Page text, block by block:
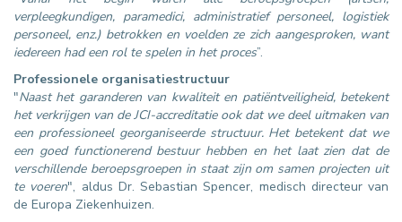
verpleegkundigen, paramedici, administratief personeel, logistiek
personeel, enz.) betrokken en voelden ze zich aangesproken, want
iedereen had een rol te spelen in het proces”.
Professionele organisatiestructuur
"Naast het garanderen van kwaliteit en patiëntveiligheid, betekent
het verkrijgen van de JCI-accreditatie ook dat we deel uitmaken van
een professioneel georganiseerde structuur. Het betekent dat we
een goed functionerend bestuur hebben en het laat zien dat de
verschillende beroepsgroepen in staat zijn om samen projecten uit
te voeren", aldus Dr. Sebastian Spencer, medisch directeur van
de Europa Ziekenhuizen.